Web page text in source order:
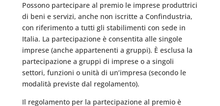
Possono partecipare al premio le imprese produttrici
di beni e servizi, anche non iscritte a Confindustria,
con riferimento a tutti gli stabilimenti con sede in
Italia. La partecipazione è consentita alle singole
imprese (anche appartenenti a gruppi). È esclusa la
partecipazione a gruppi di imprese o a singoli
settori, funzioni o unità di un’impresa (secondo le
modalità previste dal regolamento).
Il regolamento per la partecipazione al premio è